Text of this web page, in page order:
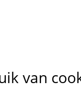
van